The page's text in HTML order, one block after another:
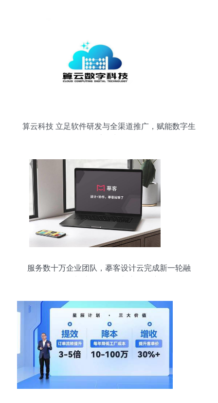
算云科技 立足软件研发与全渠道推广，赋能数字生
服务数十万企业团队，摹客设计云完成新一轮融